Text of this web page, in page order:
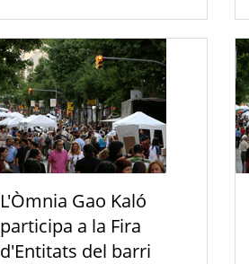
L'Òmnia Gao Kaló
participa a la Fira
d'Entitats del barri